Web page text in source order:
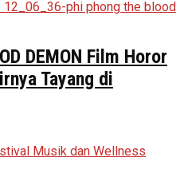
DEMON Film Horor
Tayang di